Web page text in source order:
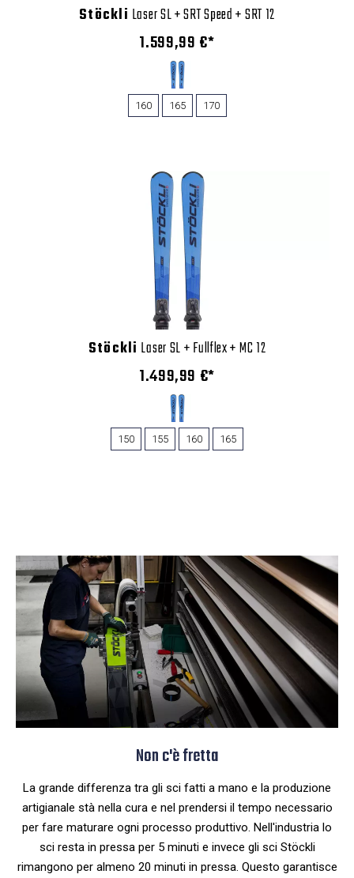
Stöckli Laser SL + SRT Speed + SRT 12
1.599,99 €*
160 165 170
Stöckli Laser SL + Fullflex + MC 12
1.499,99 €*
150 155 160 165
Non c'è fretta
La grande differenza tra gli sci fatti a mano e la produzione
artigianale stà nella cura e nel prendersi il tempo necessario
per fare maturare ogni processo produttivo. Nell'industria lo
sci resta in pressa per 5 minuti e invece gli sci Stöckli
rimangono per almeno 20 minuti in pressa. Questo garantisce